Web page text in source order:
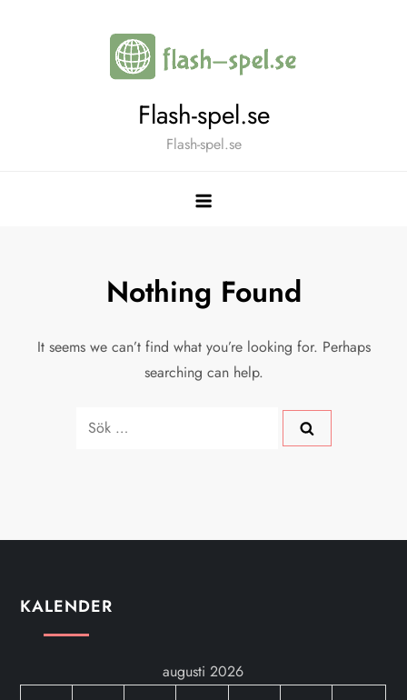
Flash-spel.se
Flash-spel.se
Nothing Found
It seems we can’t find what you’re looking for. Perhaps
searching can help.
Sök
KALENDER
augusti 2026